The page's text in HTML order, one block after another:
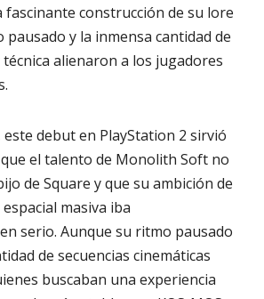
fascinante construcción de su lore
pausado y la inmensa cantidad de
alienaron a los jugadores
este debut en PlayStation 2 sirvió
el talento de Monolith Soft no
de Square y que su ambición de
masiva iba
serio. Aunque su ritmo pausado
de secuencias cinemáticas
buscaban una experiencia